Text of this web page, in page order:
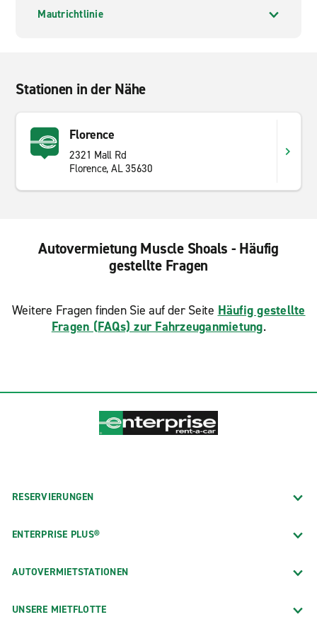
Mautrichtlinie
Stationen in der Nähe
Florence
2321 Mall Rd
Florence, AL 35630
Autovermietung Muscle Shoals - Häufig
gestellte Fragen
Weitere Fragen finden Sie auf der Seite Häufig gestellte
Fragen (FAQs) zur Fahrzeuganmietung.
RESERVIERUNGEN
ENTERPRISE PLUS®
AUTOVERMIETSTATIONEN
UNSERE MIETFLOTTE